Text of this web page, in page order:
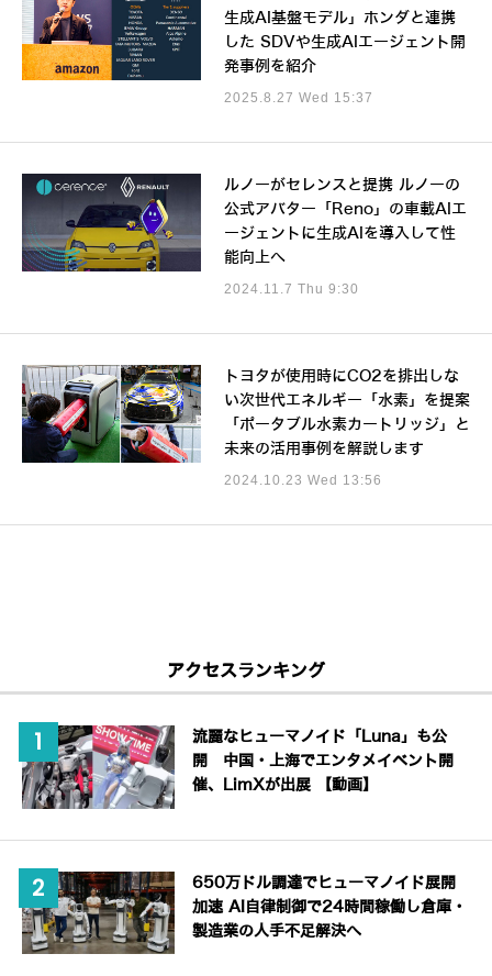
生成AI基盤モデル」ホンダと連携
した SDVや生成AIエージェント開
発事例を紹介
2025.8.27 Wed 15:37
ルノーがセレンスと提携 ルノーの
公式アバター「Reno」の車載AIエ
ージェントに生成AIを導入して性
能向上へ
2024.11.7 Thu 9:30
トヨタが使用時にCO2を排出しな
い次世代エネルギー「水素」を提案
「ポータブル水素カートリッジ」と
未来の活用事例を解説します
2024.10.23 Wed 13:56
アクセスランキング
流麗なヒューマノイド「Luna」も公
開 中国・上海でエンタメイベント開
催、LimXが出展 【動画】
650万ドル調達でヒューマノイド展開
加速 AI自律制御で24時間稼働し倉庫・
製造業の人手不足解決へ